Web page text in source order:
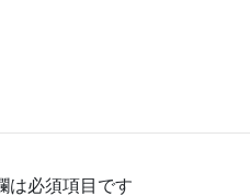
は必須項目です